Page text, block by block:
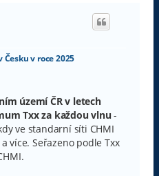
h
v roce 2025
území ČR v letech
Txx za každou vlnu -
ve standarní síti CHMI
více. Seřazeno podle Txx